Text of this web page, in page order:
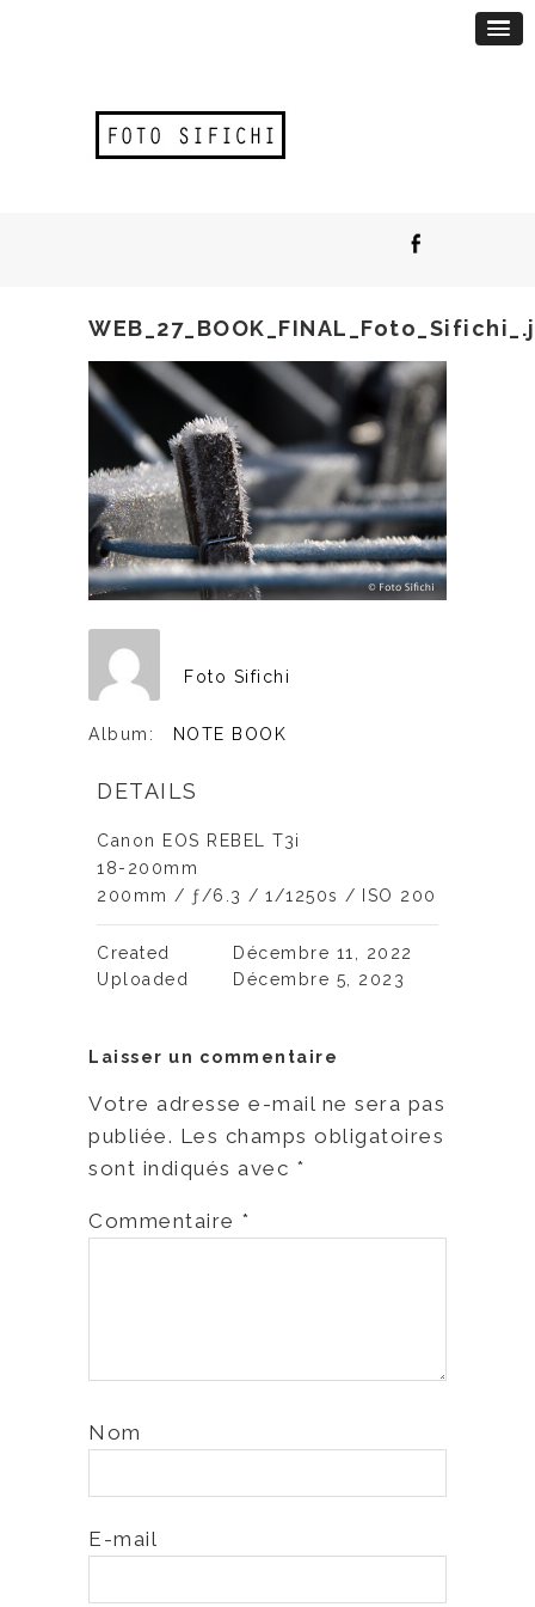
Foto Sifichi
Album: NOTE BOOK
DETAILS
Canon EOS REBEL T3i
18-200mm
200mm / ƒ/6.3 / 1/1250s / ISO 200
Created
Décembre 11, 2022
Uploaded
Décembre 5, 2023
Laisser un commentaire
Votre adresse e-mail ne sera pas
publiée. Les champs obligatoires
sont indiqués avec *
Commentaire *
Nom
E-mail